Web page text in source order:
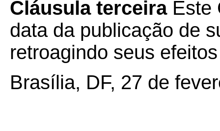
Cláusula terceiraEste
data da publicação de
retroagindo seus
Brasília, DF, 27 de